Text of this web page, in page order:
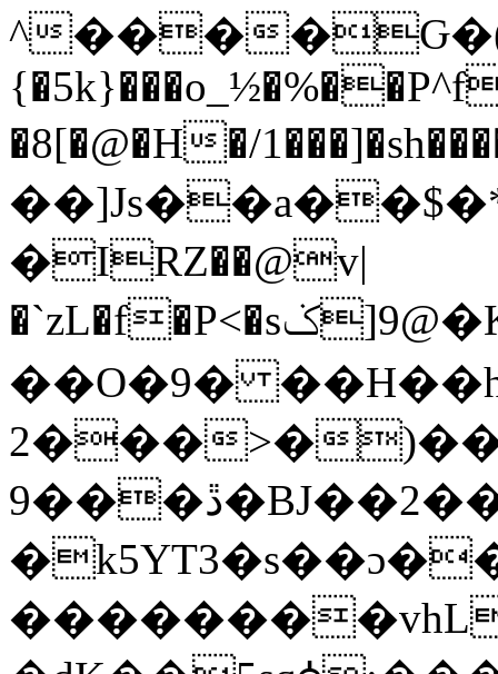
^����Ԍ�(
�8[�@�H�/
�IRZ��@v|
�`zL�f�P<�sݢ]9@�K"��c�E��bp����]���\ү�A����BG
��O�9�
2���>�
9���ڐ�BJ��2��6-StԦ��h�